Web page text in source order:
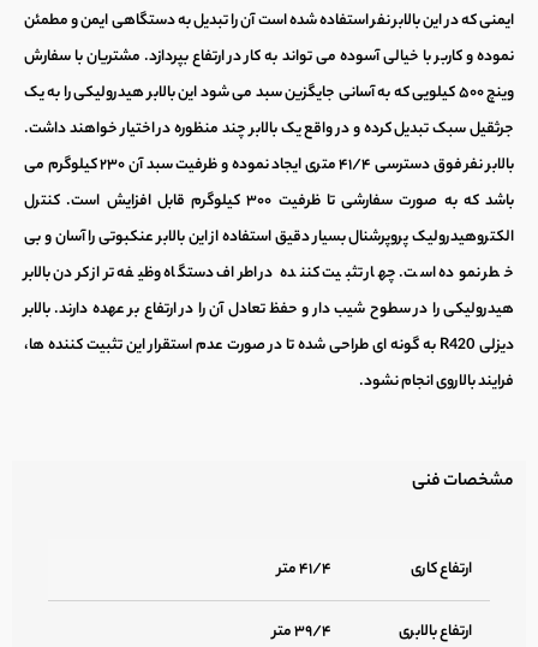
ایمنی که در اینبالابر نفراستفاده شده است آن را تبدیل به دستگاهی ایمن و مطمئن
نموده و کاربر با خیالی آسوده می تواند به کار در ارتفاع بپردازد. مشتریان با سفارش
وینچ ۵۰۰ کیلویی که به آسانی جایگزین سبد می شود این بالابر هیدرولیکی را به یک
جرثقیل سبک تبدیل کرده و در واقع یک بالابر چند منظوره در اختیار خواهند داشت.
بالابر نفر
فوق دسترسی ۴۱/۴ متری ایجاد نموده و ظرفیت سبد آن ۲۳۰ کیلوگرم می
باشد که به صورت سفارشی تا ظرفیت ۳۰۰ کیلوگرم قابل افزایش است. کنترل
الکتروهیدرولیک پروپرشنال بسیار دقیق استفاده از اینبالابر عنکبوتیرا آسان و بی
خطر نموده است. چهار تثبیت کننده در اطراف دستگاه وظیفه تراز کردن بالابر
هیدرولیکی را در سطوح شیب دار و حفظ تعادل آن را در ارتفاع بر عهده دارند.بالابر
دیزلی
R420 به گونه ای طراحی شده تا در صورت عدم استقرار این تثبیت کننده ها،
فرایند بالاروی انجام نشود.
مشخصات فنی
ارتفاع کاری
ارتفاع بالابری